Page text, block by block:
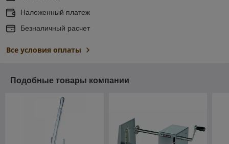
Наложенный платеж
Безналичный расчет
Все условия оплаты
Подобные товары компании